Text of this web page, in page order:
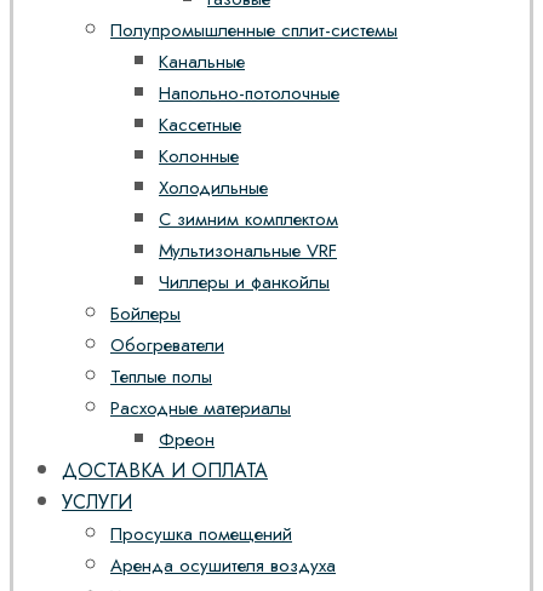
Полупромышленные сплит-системы
Канальные
Напольно-потолочные
Кассетные
Колонные
Холодильные
С зимним комплектом
Мультизональные VRF
Чиллеры и фанкойлы
Бойлеры
Обогреватели
Теплые полы
Расходные материалы
Фреон
ДОСТАВКА И ОПЛАТА
УСЛУГИ
Просушка помещений
Аренда осушителя воздуха